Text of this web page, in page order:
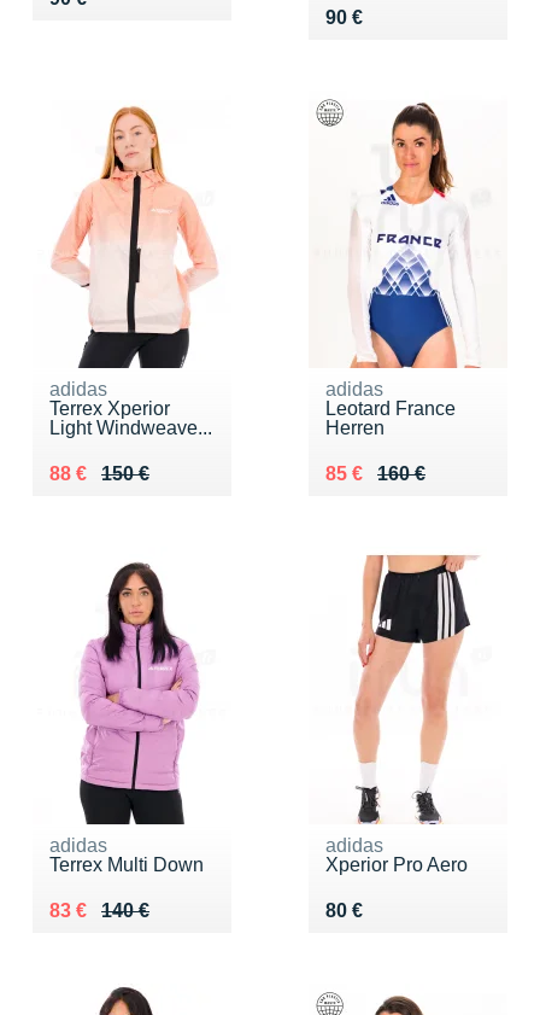
90 €
Vendu 90 €
adidas
Terrex Xperior
Light Windweave...
150 €
Au lieu de 150 €
88 €
Vendu 88 €
adidas
Leotard France
Herren
160 €
Au lieu de 160 €
85 €
Vendu 85 €
adidas
Terrex Multi Down
140 €
Au lieu de 140 €
83 €
Vendu 83 €
adidas
Xperior Pro Aero
80 €
Vendu 80 €